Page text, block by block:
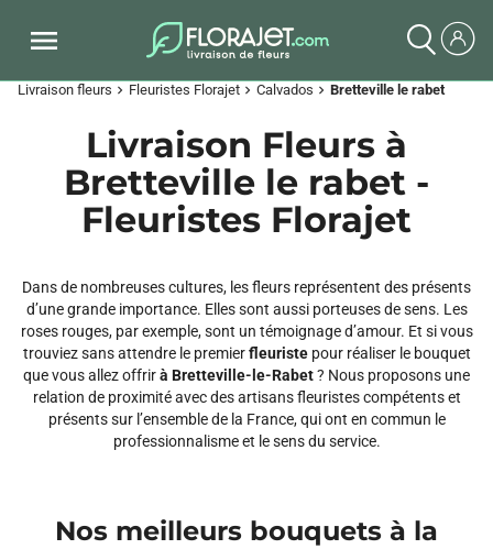
Livraison fleurs chevron_right Fleuristes Florajet chevron_right Calvados chevron_right Bretteville le rabet
Livraison Fleurs à
Bretteville le rabet -
Fleuristes Florajet
Dans de nombreuses cultures, les fleurs représentent des présents
d’une grande importance. Elles sont aussi porteuses de sens. Les
roses rouges, par exemple, sont un témoignage d’amour. Et si vous
trouviez sans attendre le premierfleuristepour réaliser le bouquet
que vous allez offrirà Bretteville-le-Rabet? Nous proposons une
relation de proximité avec des artisans fleuristes compétents et
présents sur l’ensemble de la France, qui ont en commun le
professionnalisme et le sens du service.
Nos meilleurs bouquets à la